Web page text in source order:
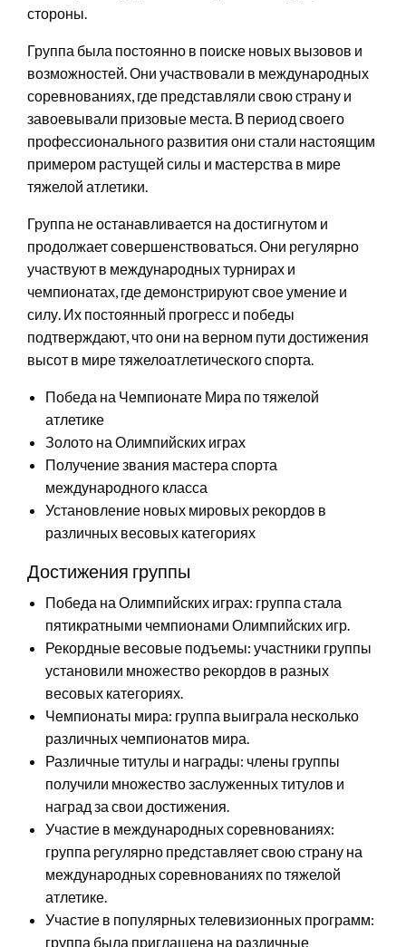
стороны.
Группа была постоянно в поиске новых вызовов и
возможностей. Они участвовали в международных
соревнованиях, где представляли свою страну и
завоевывали призовые места. В период своего
профессионального развития они стали настоящим
примером растущей силы и мастерства в мире
тяжелой атлетики.
Группа не останавливается на достигнутом и
продолжает совершенствоваться. Они регулярно
участвуют в международных турнирах и
чемпионатах, где демонстрируют свое умение и
силу. Их постоянный прогресс и победы
подтверждают, что они на верном пути достижения
высот в мире тяжелоатлетического спорта.
Победа на Чемпионате Мира по тяжелой
атлетике
Золото на Олимпийских играх
Получение звания мастера спорта
международного класса
Установление новых мировых рекордов в
различных весовых категориях
Достижения группы
Победа на Олимпийских играх: группа стала
пятикратными чемпионами Олимпийских игр.
Рекордные весовые подъемы: участники группы
установили множество рекордов в разных
весовых категориях.
Чемпионаты мира: группа выиграла несколько
различных чемпионатов мира.
Различные титулы и награды: члены группы
получили множество заслуженных титулов и
наград за свои достижения.
Участие в международных соревнованиях:
группа регулярно представляет свою страну на
международных соревнованиях по тяжелой
атлетике.
Участие в популярных телевизионных программ:
группа была приглашена на различные